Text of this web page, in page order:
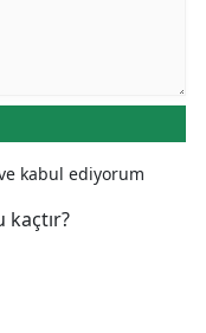
kabul ediyorum
kaçtır?